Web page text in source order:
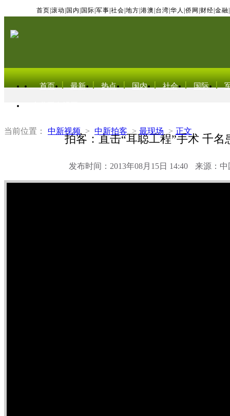
首页 滚动 国内 国际 军事 社会 地方 港澳 台湾 华人 侨网 财经 金融
首页 最新 热点 国内 社会 国际
当前位置： 中新视频 > 中新拍客 > 最现场 > 正文
拍客：直击“耳聪工程”手术 千名
发布时间：2013年08月15日 14:40 来源：中